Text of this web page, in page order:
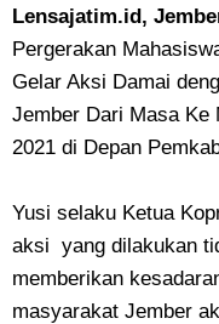
Lensajatim.id,
Pergerakan
Gelar Aksi Damai
Jember Dari Masa Ke
2021 di Depan
Yusi selaku Ketua
aksi yang dilakukan
memberikan
masyarakat Jember